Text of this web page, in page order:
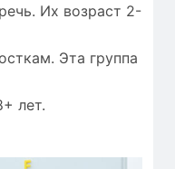
Их возраст 2-
Эта группа
лет.